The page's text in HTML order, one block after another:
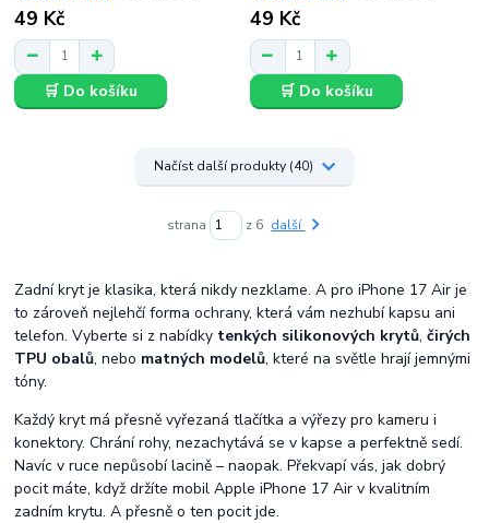
49 Kč
🛒 Do košíku
49 Kč
🛒 Do košíku
Načíst další produkty (40)
strana z 6 další
Zadní kryt je klasika, která nikdy nezklame. A pro iPhone 17 Air je
to zároveň nejlehčí forma ochrany, která vám nezhubí kapsu ani
telefon. Vyberte si z nabídky tenkých silikonových krytů,čirých
TPU obalů, nebo matných modelů, které na světle hrají jemnými
tóny.
Každý kryt má přesně vyřezaná tlačítka a výřezy pro kameru i
konektory. Chrání rohy, nezachytává se v kapse a perfektně sedí.
Navíc v ruce nepůsobí lacině – naopak. Překvapí vás, jak dobrý
pocit máte, když držíte mobil Apple iPhone 17 Air v kvalitním
zadním krytu. A přesně o ten pocit jde.